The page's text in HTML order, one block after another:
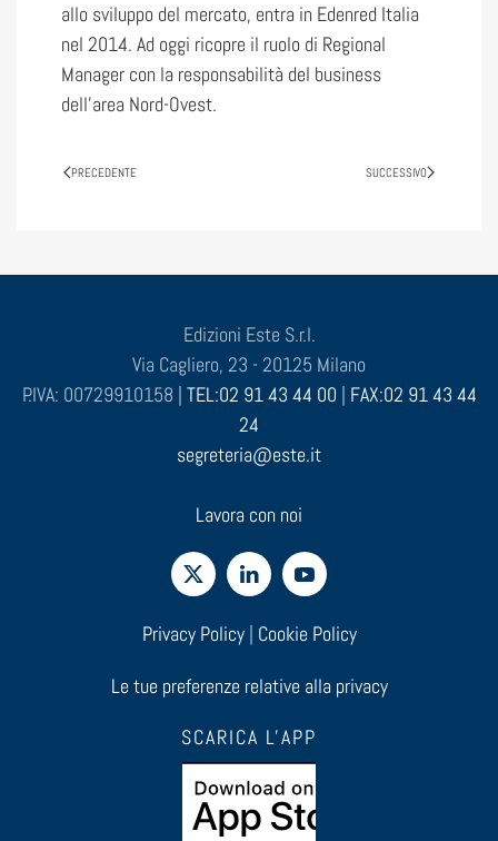
allo sviluppo del mercato, entra in Edenred Italia
nel 2014. Ad oggi ricopre il ruolo di Regional
Manager con la responsabilità del business
dell’area Nord-Ovest.
PRECEDENTE SUCCESSIVO
Edizioni Este S.r.l.
Via Cagliero, 23 - 20125 Milano
P.IVA: 00729910158 | TEL:02 91 43 44 00 | FAX:02 91 43 44
24
segreteria@este.it
Lavora con noi
Privacy Policy| Cookie Policy
Le tue preferenze relative alla privacy
SCARICA L'APP